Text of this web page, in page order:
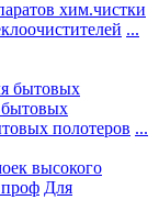
хим.чистки
...
бытовых
полотеров ...
высокого
проф Для